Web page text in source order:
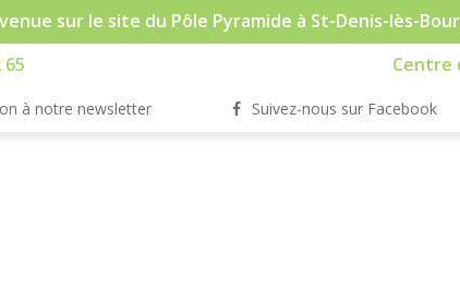
sur le site du Pôle Pyramide à St-Denis-lès-
65 Centre
à notre newsletter Suivez-nous sur Facebook